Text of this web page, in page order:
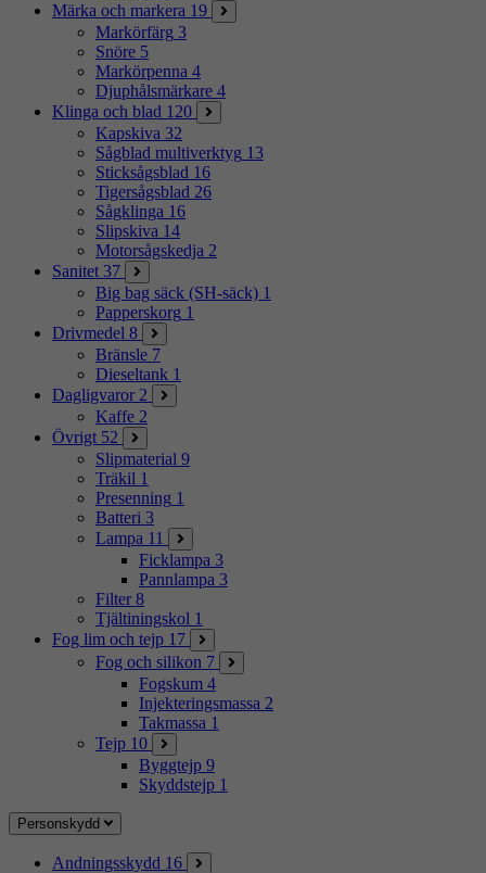
Märka och markera 19
Markörfärg 3
Snöre 5
Markörpenna 4
Djuphålsmärkare 4
Klinga och blad 120
Kapskiva 32
Sågblad multiverktyg 13
Sticksågsblad 16
Tigersågsblad 26
Sågklinga 16
Slipskiva 14
Motorsågskedja 2
Sanitet 37
Big bag säck (SH-säck) 1
Papperskorg 1
Drivmedel 8
Bränsle 7
Dieseltank 1
Dagligvaror 2
Kaffe 2
Övrigt 52
Slipmaterial 9
Träkil 1
Presenning 1
Batteri 3
Lampa 11
Ficklampa 3
Pannlampa 3
Filter 8
Tjältiningskol 1
Fog lim och tejp 17
Fog och silikon 7
Fogskum 4
Injekteringsmassa 2
Takmassa 1
Tejp 10
Byggtejp 9
Skyddstejp 1
Personskydd
Andningsskydd 16